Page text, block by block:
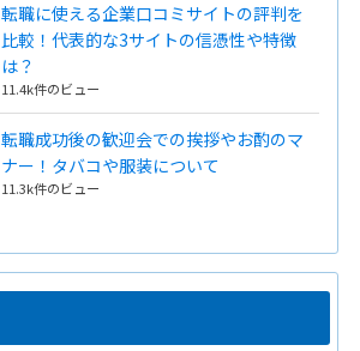
転職に使える企業口コミサイトの評判を
比較！代表的な3サイトの信憑性や特徴
は？
11.4k件のビュー
転職成功後の歓迎会での挨拶やお酌のマ
ナー！タバコや服装について
11.3k件のビュー